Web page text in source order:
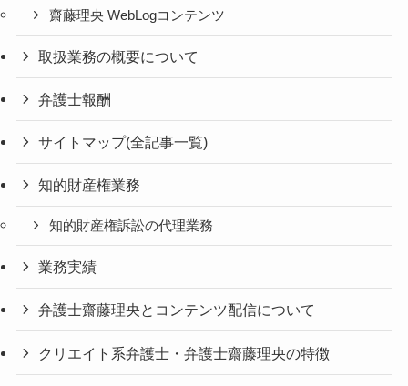
齋藤理央 WebLogコンテンツ
取扱業務の概要について
弁護士報酬
サイトマップ(全記事一覧)
知的財産権業務
知的財産権訴訟の代理業務
業務実績
弁護士齋藤理央とコンテンツ配信について
クリエイト系弁護士・弁護士齋藤理央の特徴